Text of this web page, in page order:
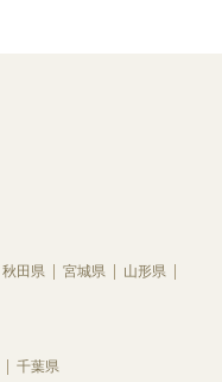
秋田県 宮城県
山形県
千葉県